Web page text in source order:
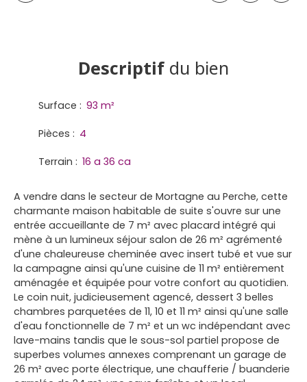
Descriptif du bien
Surface : 93 m²
Pièces : 4
Terrain : 16 a 36 ca
A vendre dans le secteur de Mortagne au Perche, cette
charmante maison habitable de suite s'ouvre sur une
entrée accueillante de 7 m² avec placard intégré qui
mène à un lumineux séjour salon de 26 m² agrémenté
d'une chaleureuse cheminée avec insert tubé et vue sur
la campagne ainsi qu'une cuisine de 11 m² entièrement
aménagée et équipée pour votre confort au quotidien.
Le coin nuit, judicieusement agencé, dessert 3 belles
chambres parquetées de 11, 10 et 11 m² ainsi qu'une salle
d'eau fonctionnelle de 7 m² et un wc indépendant avec
lave-mains tandis que le sous-sol partiel propose de
superbes volumes annexes comprenant un garage de
26 m² avec porte électrique, une chaufferie / buanderie